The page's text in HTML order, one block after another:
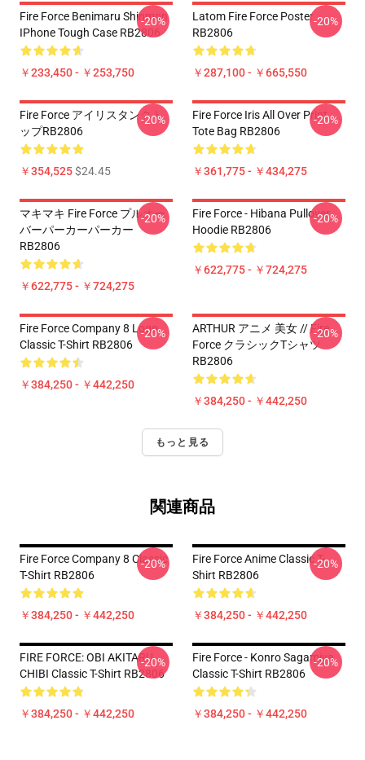
Fire Force Benimaru Shinmon
IPhone Tough Case RB2806
￥233,450 - ￥253,750
-20%
Latom Fire Force Poster
RB2806
￥287,100 - ￥665,550
-20%
Fire Force アイリスタンクト
ップRB2806
￥354,525$24.45
-20%
Fire Force Iris All Over Print
Tote Bag RB2806
￥361,775 - ￥434,275
-20%
マキマキ Fire Force プルオー
バーパーカーパーカー
RB2806
￥622,775 - ￥724,275
-20%
Fire Force - Hibana Pullover
Hoodie RB2806
￥622,775 - ￥724,275
-20%
Fire Force Company 8 Logo
Classic T-Shirt RB2806
￥384,250 - ￥442,250
-20%
ARTHUR アニメ 美女 // Fire
Force クラシックTシャツ
RB2806
￥384,250 - ￥442,250
-20%
もっと見る
関連商品
Fire Force Company 8 Classic
T-Shirt RB2806
￥384,250 - ￥442,250
-20%
Fire Force Anime Classic T-
Shirt RB2806
￥384,250 - ￥442,250
-20%
FIRE FORCE: OBI AKITARU
CHIBI Classic T-Shirt RB2806
￥384,250 - ￥442,250
-20%
Fire Force - Konro Sagamiya
Classic T-Shirt RB2806
￥384,250 - ￥442,250
-20%